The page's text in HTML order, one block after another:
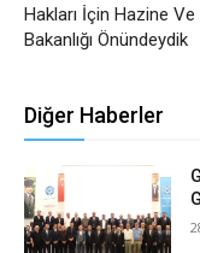
Hakları İçin Hazine Ve
Bakanlığı Önündeydik
Diğer Haberler